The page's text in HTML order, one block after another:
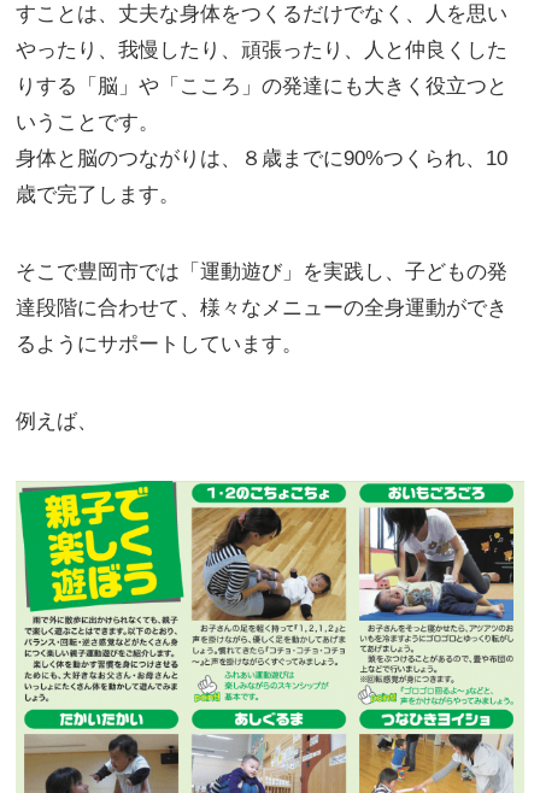
すことは、丈夫な身体をつくるだけでなく、人を思い
やったり、我慢したり、頑張ったり、人と仲良くした
りする「脳」や「こころ」の発達にも大きく役立つと
いうことです。
身体と脳のつながりは、８歳までに90%つくられ、10
歳で完了します。
そこで豊岡市では「運動遊び」を実践し、子どもの発
達段階に合わせて、様々なメニューの全身運動ができ
るようにサポートしています。
例えば、